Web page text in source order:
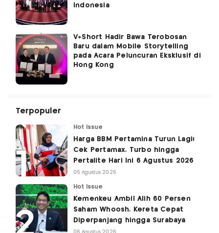
Indonesia
V+Short Hadir Bawa Terobosan
Baru dalam Mobile Storytelling
pada Acara Peluncuran Eksklusif di
Hong Kong
Terpopuler
Hot Issue
Harga BBM Pertamina Turun Lagi!
Cek Pertamax, Turbo hingga
Pertalite Hari Ini 6 Agustus 2026
05 Agustus 2026
Hot Issue
Kemenkeu Ambil Alih 60 Persen
Saham Whoosh, Kereta Cepat
Diperpanjang hingga Surabaya
06 Agustus 2026